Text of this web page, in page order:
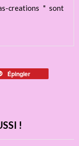
creations " sont
Épingler
!